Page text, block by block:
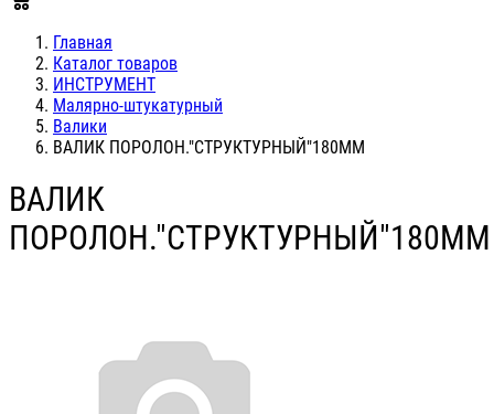
Главная
Каталог товаров
ИНСТРУМЕНТ
Малярно-штукатурный
Валики
ВАЛИК ПОРОЛОН."СТРУКТУРНЫЙ"180ММ
ВАЛИК
ПОРОЛОН."СТРУКТУРНЫЙ"180ММ